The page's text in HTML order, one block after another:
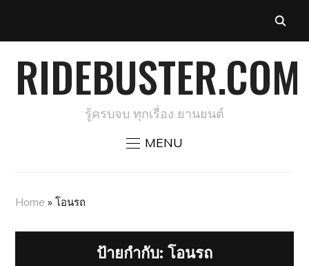
RIDEBUSTER.COM
รู้ครบจบ ทุกเรื่อง ยานยนต์
MENU
Home »โอนรถ
ป้ายกำกับ: โอนรถ